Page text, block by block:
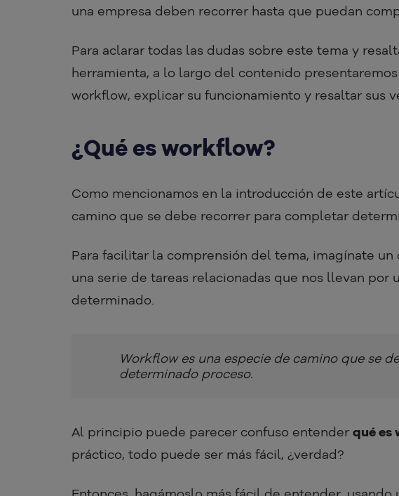
una empresa deben recorrer hasta que puedan
Para aclarar todas las dudas sobre este tema y
herramienta, a lo largo del contenido
workflow, explicar su funcionamiento y resaltar sus
¿Qué es workflow?
Como mencionamos en la introducción de este
camino que se debe recorrer para completar
Para facilitar la comprensión del tema, imagínate
una serie de tareas relacionadas que nos llevan por
determinado.
Workflow es una especie de camino que se
determinado proceso.
Al principio puede parecer confuso entender qué es
práctico, todo puede ser más fácil, ¿verdad?